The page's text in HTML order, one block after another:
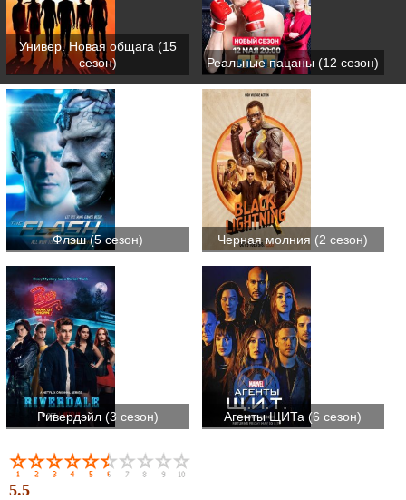
Универ. Новая общага (15
сезон)
Реальные пацаны (12 сезон)
Флэш (5 сезон) Черная молния (2 сезон)
Ривердэйл (3 сезон) Агенты ЩИТа (6 сезон)
5.5